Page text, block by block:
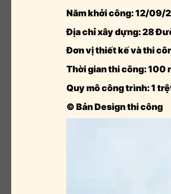
Năm khởi công: 12/09/
Địa chỉ xây dựng: 28
Đơn vị thiết kế và thi
Thời gian thi công: 100
Quy mô công trình: 1
© Bản Design thi công